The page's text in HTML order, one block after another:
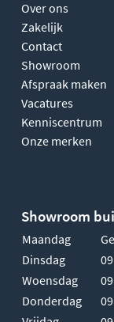
Over ons
Zakelijk
Contact
Showroom
Afspraak maken
Vacatures
Kenniscentrum
Onze merken
Showroom
Maandag
Dinsdag
Woensdag
Donderdag